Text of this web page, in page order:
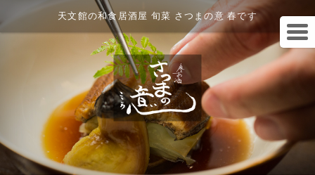
天文館の和食居酒屋 旬菜 さつまの意 春です